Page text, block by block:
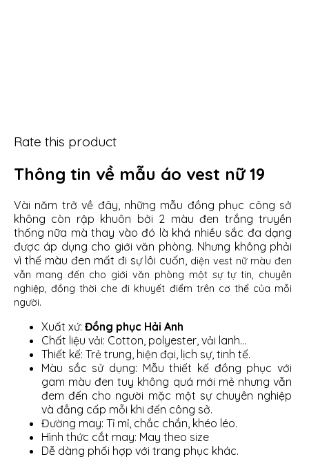
Rate this product
Thông tin về mẫu áo vest nữ 19
Vài năm trở về đây, những mẫu đồng phục công sở
không còn rập khuôn bởi 2 màu đen trắng truyền
thống nữa mà thay vào đó là khá nhiều sắc đa dạng
được áp dụng cho giới văn phòng. Nhưng không phải
vì thế màu đen mất đi sự lôi cuốn, diện vest nữ màu đen
vẫn mang đến cho giới văn phòng một sự tự tin, chuyên
nghiệp, đồng thời che đi khuyết điểm trên cơ thể của mỗi
người.
Xuất xứ: Đồng phục Hải Anh
Chất liệu vải: Cotton, polyester, vải lanh…
Thiết kế: Trẻ trung, hiện đại, lịch sự, tinh tế.
Màu sắc sử dụng: Mẫu thiết kế đồng phục với
gam màu đen tuy không quá mới mẻ nhưng vẫn
đem đến cho người mặc một sự chuyên nghiệp
và đẳng cấp mỗi khi đến công sở.
Đường may: Tỉ mỉ, chắc chắn, khéo léo.
Hình thức cắt may: May theo size
Dễ dàng phối hợp với trang phục khác.